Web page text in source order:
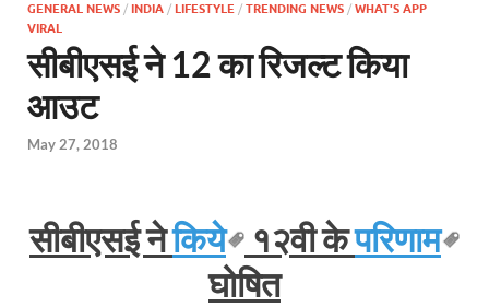
GENERAL NEWS / INDIA / LIFESTYLE / TRENDING NEWS / WHAT'S APP
VIRAL
सीबीएसई ने 12 का रिजल्ट किया
आउट
May 27, 2018
सीबीएसई नेकिये १२वी केपरिणाम
घोषित